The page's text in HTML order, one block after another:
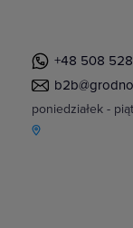
+48 508
poniedziałek -